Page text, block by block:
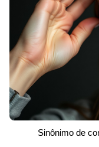
Sinônimo de